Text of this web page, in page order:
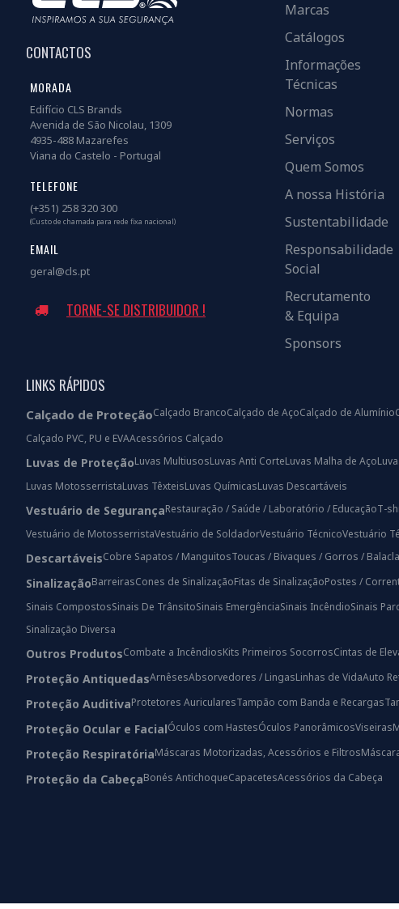
CONTACTOS
MORADA
Edifício CLS Brands
Avenida de São Nicolau, 1309
4935-488 Mazarefes
Viana do Castelo - Portugal
TELEFONE
(+351) 258 320 300
(Custo de chamada para rede fixa nacional)
EMAIL
geral@cls.pt
TORNE-SE DISTRIBUIDOR !
Marcas
Catálogos
Informações
Técnicas
Normas
Serviços
Quem Somos
A nossa História
Sustentabilidade
Responsabilidade
Social
Recrutamento
& Equipa
Sponsors
LINKS RÁPIDOS
Calçado de ProteçãoCalçado BrancoCalçado de AçoCalçado de Alumínio
Calçado PVC, PU e EVAAcessórios Calçado
Luvas de ProteçãoLuvas MultiusosLuvas Anti CorteLuvas Malha de Aço
Luvas MotosserristaLuvas TêxteisLuvas QuímicasLuvas Descartáveis
Vestuário de SegurançaRestauração / Saúde / Laboratório / EducaçãoT-
Vestuário de MotosserristaVestuário de SoldadorVestuário TécnicoVestuário
DescartáveisCobre Sapatos / ManguitosToucas / Bivaques / Gorros /
SinalizaçãoBarreirasCones de SinalizaçãoFitas de SinalizaçãoPostes /
Sinais CompostosSinais De TrânsitoSinais EmergênciaSinais IncêndioSinais
Sinalização Diversa
Outros ProdutosCombate a IncêndiosKits Primeiros SocorrosCintas de
Proteção AntiquedasArnêsesAbsorvedores / LingasLinhas de VidaAuto
Proteção AuditivaProtetores AuricularesTampão com Banda e Recargas
Proteção Ocular e FacialÓculos com HastesÓculos PanorâmicosViseiras
Proteção RespiratóriaMáscaras Motorizadas, Acessórios e Filtros
Proteção da CabeçaBonés AntichoqueCapacetesAcessórios da Cabeça